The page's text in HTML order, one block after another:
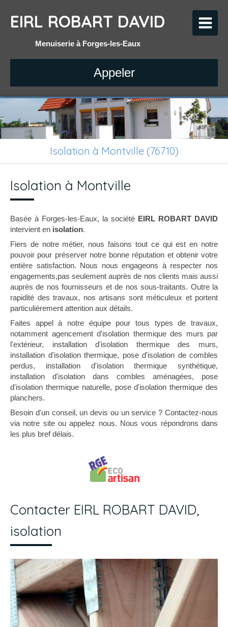
EIRL ROBART DAVID
Menuiserie à Forges-les-Eaux
Appeler
Isolation à Montville (76710)
Isolation à Montville
Basée à Forges-les-Eaux, la société EIRL ROBART DAVID
intervient en isolation.
Fiers de notre métier, nous faisons tout ce qui est en notre
pouvoir pour préserver notre bonne réputation et obtenir votre
entière satisfaction. Nous nous engageons à respecter nos
engagements,pas seulement auprès de nos clients mais aussi
auprès de nos fournisseurs et de nos sous-traitants. Outre la
rapidité des travaux, nos artisans sont méticuleux et portent
particulièrement attention aux détails.
Faites appel à notre équipe pour tous types de travaux,
notamment agencement d'isolation thermique des murs par
l'extérieur, installation d'isolation thermique des murs,
installation d'isolation thermique, pose d'isolation de combles
perdus, installation d'isolation thermique synthétique,
installation d'isolation dans combles aménagées, pose
d'isolation thermique naturelle, pose d'isolation thermique des
planchers.
Besoin d'un conseil, un devis ou un service ? Contactez-nous
via notre site ou appelez nous. Nous vous répondrons dans
les plus bref délais.
Contacter EIRL ROBART DAVID,
isolation